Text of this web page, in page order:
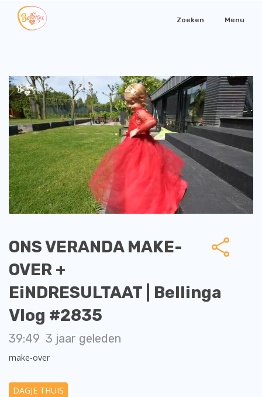
Zoeken Menu
ONS VERANDA MAKE-
OVER +
EiNDRESULTAAT | Bellinga
Vlog #2835
39:49 3 jaar geleden
make-over
DAGJE THUIS